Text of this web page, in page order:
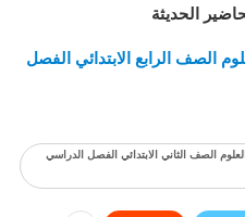
الحديثة
الصف الرابع الابتدائي الفصل
الصف الثاني الابتدائي الفصل الدراسي